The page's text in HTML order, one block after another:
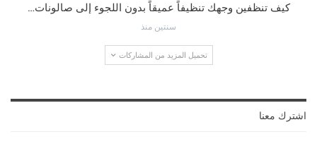
كيف تنظفين وجهك تنظيفاً عميقاً بدون اللجوء إلى صالونات…
سنتين منذ
تحميل المزيد من المشاركات
اشترك معنا